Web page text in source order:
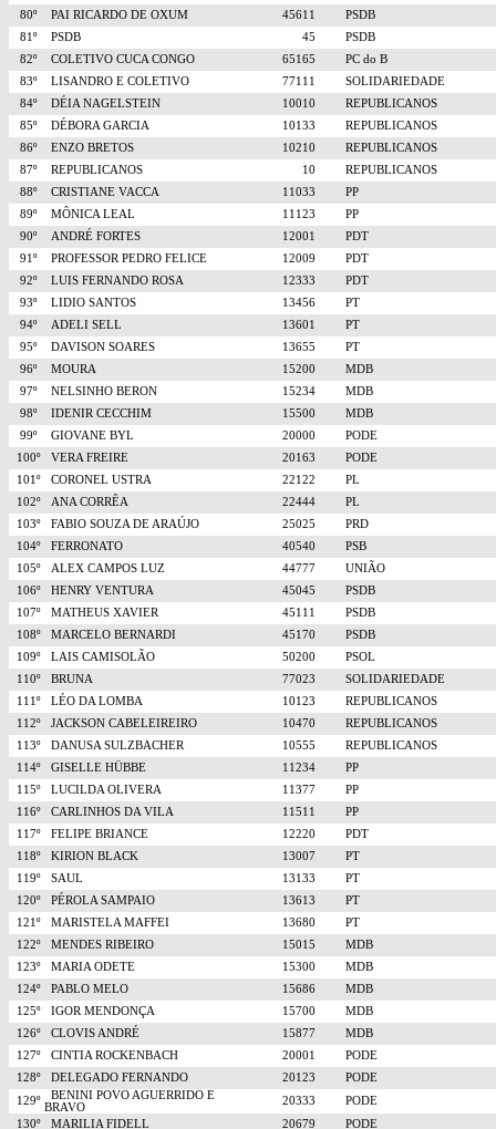
80º
PAI RICARDO DE OXUM 45611
PSDB
81º
PSDB 45
PSDB
82º
COLETIVO CUCA CONGO 65165
PC do B
83º
LISANDRO E COLETIVO 77111
SOLIDARIEDADE
84º
DÉIA NAGELSTEIN 10010
REPUBLICANOS
85º
DÉBORA GARCIA 10133
REPUBLICANOS
86º
ENZO BRETOS 10210
REPUBLICANOS
87º
REPUBLICANOS 10
REPUBLICANOS
88º
CRISTIANE VACCA 11033
PP
89º
MÔNICA LEAL 11123
PP
90º
ANDRÉ FORTES 12001
PDT
91º
PROFESSOR PEDRO FELICE 12009
PDT
92º
LUIS FERNANDO ROSA 12333
PDT
93º
LIDIO SANTOS 13456
PT
94º
ADELI SELL 13601
PT
95º
DAVISON SOARES 13655
PT
96º
MOURA 15200
MDB
97º
NELSINHO BERON 15234
MDB
98º
IDENIR CECCHIM 15500
MDB
99º
GIOVANE BYL 20000
PODE
100º
VERA FREIRE 20163
PODE
101º
CORONEL USTRA 22122
PL
102º
ANA CORRÊA 22444
PL
103º
FABIO SOUZA DE ARAÚJO 25025
PRD
104º
FERRONATO 40540
PSB
105º
ALEX CAMPOS LUZ 44777
UNIÃO
106º
HENRY VENTURA 45045
PSDB
107º
MATHEUS XAVIER 45111
PSDB
108º
MARCELO BERNARDI 45170
PSDB
109º
LAIS CAMISOLÃO 50200
PSOL
110º
BRUNA 77023
SOLIDARIEDADE
111º
LÉO DA LOMBA 10123
REPUBLICANOS
112º
JACKSON CABELEIREIRO 10470
REPUBLICANOS
113º
DANUSA SULZBACHER 10555
REPUBLICANOS
114º
GISELLE HÜBBE 11234
PP
115º
LUCILDA OLIVERA 11377
PP
116º
CARLINHOS DA VILA 11511
PP
117º
FELIPE BRIANCE 12220
PDT
118º
KIRION BLACK 13007
PT
119º
SAUL 13133
PT
120º
PÉROLA SAMPAIO 13613
PT
121º
MARISTELA MAFFEI 13680
PT
122º
MENDES RIBEIRO 15015
MDB
123º
MARIA ODETE 15300
MDB
124º
PABLO MELO 15686
MDB
125º
IGOR MENDONÇA 15700
MDB
126º
CLOVIS ANDRÉ 15877
MDB
127º
CINTIA ROCKENBACH 20001
PODE
128º
DELEGADO FERNANDO 20123
PODE
129º
BENINI POVO AGUERRIDO E
BRAVO
20333
PODE
130º
MARILIA FIDELL 20679 PODE